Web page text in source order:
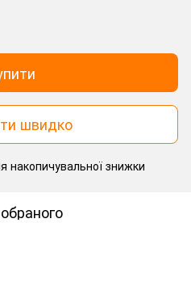
швидко
накопичувальної знижки